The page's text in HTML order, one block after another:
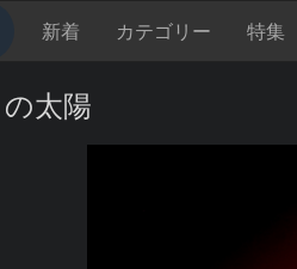
新着 カテゴリー 特集
太陽